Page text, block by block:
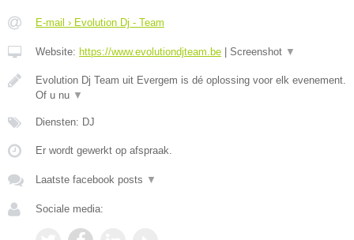
E-mail › Evolution Dj - Team
Website: https://www.evolutiondjteam.be Screenshot ▼
Evolution Dj Team uit Evergem is dé oplossing voor elk evenement.
Of u nu ▼
Diensten: DJ
Er wordt gewerkt op afspraak.
Laatste facebook posts ▼
Sociale media: